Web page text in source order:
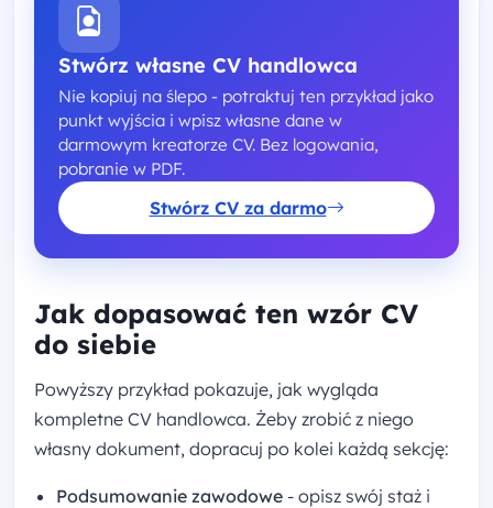
Stwórz własne CV handlowca
Nie kopiuj na ślepo - potraktuj ten przykład jako
punkt wyjścia i wpisz własne dane w
darmowym kreatorze CV. Bez logowania,
pobranie w PDF.
Stwórz CV za darmo
Jak dopasować ten wzór CV
do siebie
Powyższy przykład pokazuje, jak wygląda
kompletne CV handlowca. Żeby zrobić z niego
własny dokument, dopracuj po kolei każdą sekcję:
Podsumowanie zawodowe - opisz swój staż i